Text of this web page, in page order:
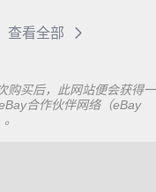
查看全部
购买后，此网站便会获得一
合作伙伴网络（eBay